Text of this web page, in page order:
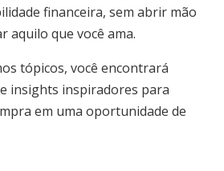
financeira, sem abrir mão
aquilo que você ama.
tópicos, você encontrará
insights inspiradores para
em uma oportunidade de